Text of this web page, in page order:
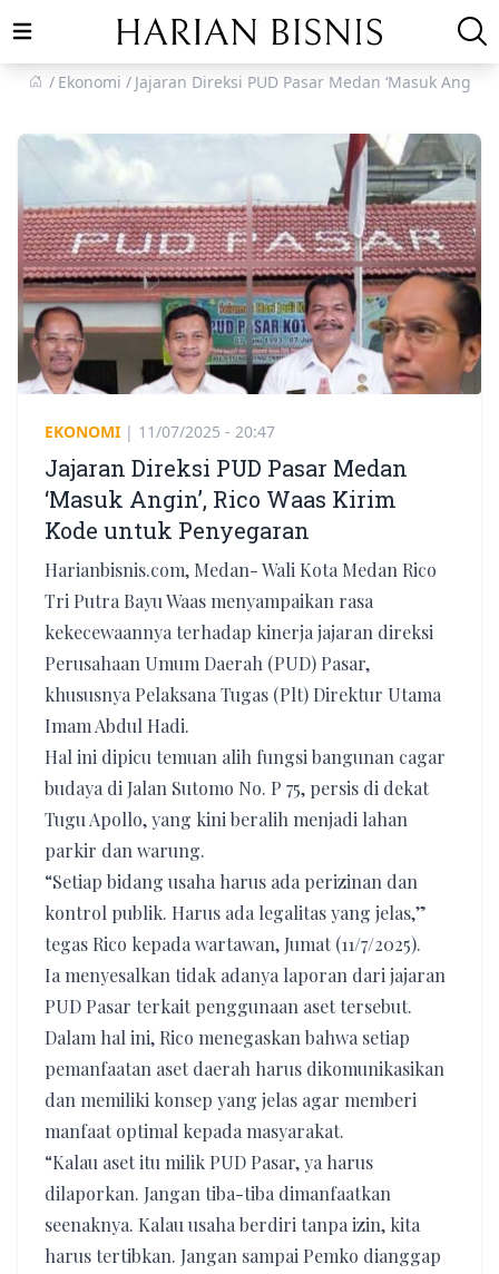
Open main menu
Ekonomi
Jajaran Direksi PUD Pasar Medan ‘Masuk
EKONOMI | 11/07/2025 - 20:47
Jajaran Direksi PUD Pasar Medan
‘Masuk Angin’, Rico Waas Kirim
Kode untuk Penyegaran
Harianbisnis.com, Medan- Wali Kota Medan Rico
Tri Putra Bayu Waas menyampaikan rasa
kekecewaannya terhadap kinerja jajaran direksi
Perusahaan Umum Daerah (PUD) Pasar,
khususnya Pelaksana Tugas (Plt) Direktur Utama
Imam Abdul Hadi.
Hal ini dipicu temuan alih fungsi bangunan cagar
budaya di Jalan Sutomo No. P 75, persis di dekat
Tugu Apollo, yang kini beralih menjadi lahan
parkir dan warung.
“Setiap bidang usaha harus ada perizinan dan
kontrol publik. Harus ada legalitas yang jelas,”
tegas Rico kepada wartawan, Jumat (11/7/2025).
Ia menyesalkan tidak adanya laporan dari jajaran
PUD Pasar terkait penggunaan aset tersebut.
Dalam hal ini, Rico menegaskan bahwa setiap
pemanfaatan aset daerah harus dikomunikasikan
dan memiliki konsep yang jelas agar memberi
manfaat optimal kepada masyarakat.
“Kalau aset itu milik PUD Pasar, ya harus
dilaporkan. Jangan tiba-tiba dimanfaatkan
seenaknya. Kalau usaha berdiri tanpa izin, kita
harus tertibkan. Jangan sampai Pemko dianggap